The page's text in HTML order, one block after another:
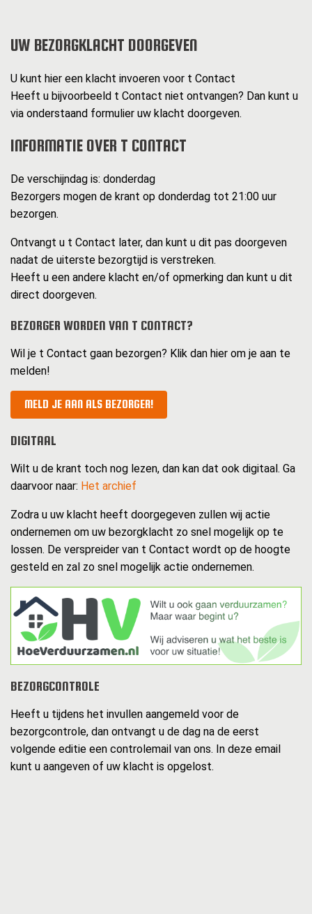
UW BEZORGKLACHT DOORGEVEN
U kunt hier een klacht invoeren voor t Contact
Heeft u bijvoorbeeld t Contact niet ontvangen? Dan kunt u
via onderstaand formulier uw klacht doorgeven.
INFORMATIE OVER T CONTACT
De verschijndag is: donderdag
Bezorgers mogen de krant op donderdag tot 21:00 uur
bezorgen.
Ontvangt u t Contact later, dan kunt u dit pas doorgeven
nadat de uiterste bezorgtijd is verstreken.
Heeft u een andere klacht en/of opmerking dan kunt u dit
direct doorgeven.
BEZORGER WORDEN VAN T CONTACT?
Wil je t Contact gaan bezorgen? Klik dan hier om je aan te
melden!
MELD JE AAN ALS BEZORGER!
DIGITAAL
Wilt u de krant toch nog lezen, dan kan dat ook digitaal. Ga
daarvoor naar: Het archief
Zodra u uw klacht heeft doorgegeven zullen wij actie
ondernemen om uw bezorgklacht zo snel mogelijk op te
lossen. De verspreider van t Contact wordt op de hoogte
gesteld en zal zo snel mogelijk actie ondernemen.
BEZORGCONTROLE
Heeft u tijdens het invullen aangemeld voor de
bezorgcontrole, dan ontvangt u de dag na de eerst
volgende editie een controlemail van ons. In deze email
kunt u aangeven of uw klacht is opgelost.